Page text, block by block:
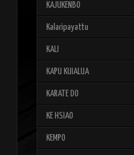
KAJUKENBO
Kalaripayattu
KALI
KAPU KUIALUA
KARATE DO
KE HSIAO
KEMPO